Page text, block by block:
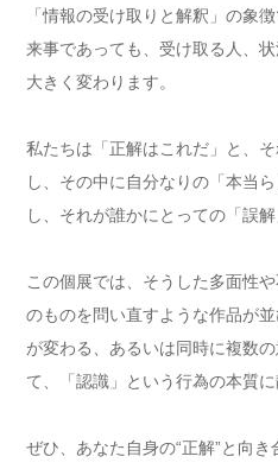
「情報の受け取りと解釈」の象
来事であっても、受け取る人、
大きく変わります。
私たちは「正解はこれだ」と、
し、その中に自分なりの「本当
し、それが誰かにとっての「誤
この個展では、そうした多面性
のものを問い直すような作品が
が変わる、あるいは同時に複数
て、「認識」という行為の本質
ぜひ、あなた自身の“正解”と向き